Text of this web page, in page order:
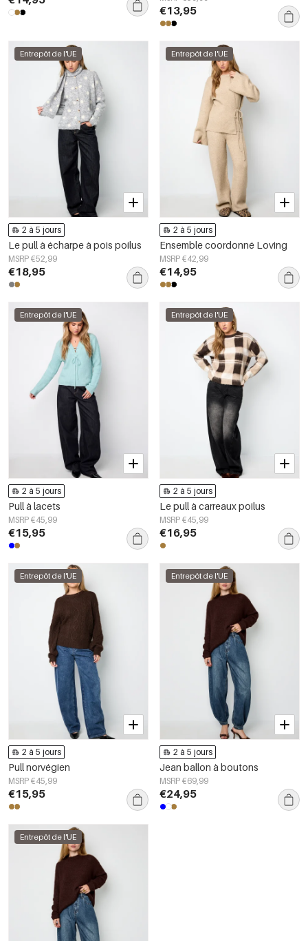
€13,95
Entrepôt de l'UE
2 à 5 jours
Le pull à écharpe à pois poilus
MSRP €52,99
€18,95
Entrepôt de l'UE
2 à 5 jours
Ensemble coordonné Loving
MSRP €42,99
€14,95
Entrepôt de l'UE
2 à 5 jours
Pull à lacets
MSRP €45,99
€15,95
Entrepôt de l'UE
2 à 5 jours
Le pull à carreaux poilus
MSRP €45,99
€16,95
Entrepôt de l'UE
2 à 5 jours
Pull norvégien
MSRP €45,99
€15,95
Entrepôt de l'UE
2 à 5 jours
Jean ballon à boutons
MSRP €69,99
€24,95
Entrepôt de l'UE